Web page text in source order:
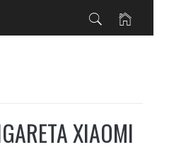
XIAOMI